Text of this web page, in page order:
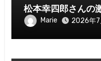
松本幸四郎さんの
Marie 2026年7